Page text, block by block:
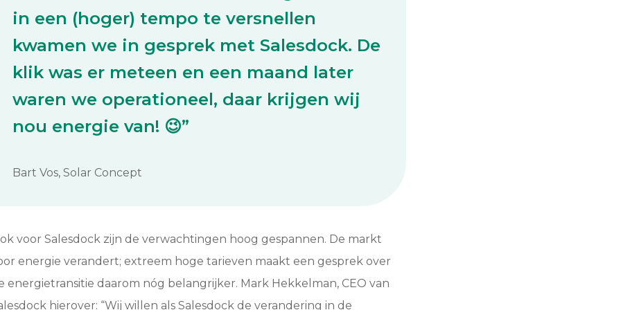
in een (hoger) tempo te versnellen
kwamen we in gesprek met Salesdock. De
klik was er meteen en een maand later
waren we operationeel, daar krijgen wij
nou energie van! 😉”
Bart Vos, Solar Concept
voor Salesdock zijn de verwachtingen hoog gespannen. De markt
energie verandert; extreem hoge tarieven maakt een gesprek over
energietransitie daarom nóg belangrijker. Mark Hekkelman, CEO van
hierover: “Wij willen als Salesdock de verandering in de